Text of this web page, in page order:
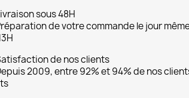
sous 48H
de votre commande le jour
de nos clients
2009, entre 92% et 94% de nos